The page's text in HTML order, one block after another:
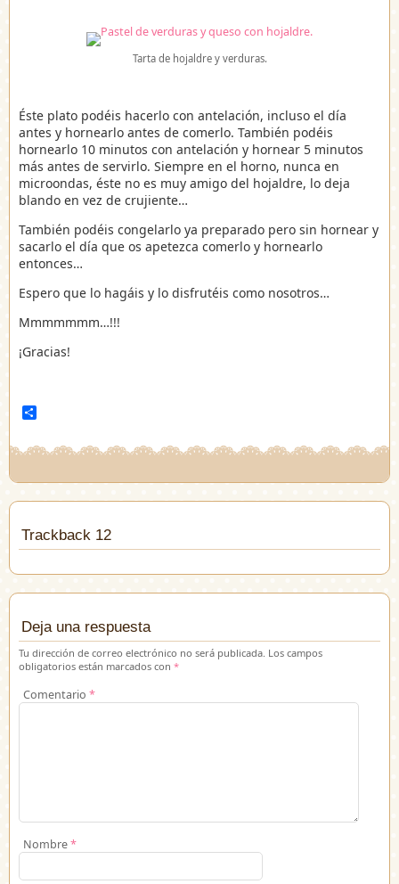
Tarta de hojaldre y verduras.
Éste plato podéis hacerlo con antelación, incluso el día
antes y hornearlo antes de comerlo. También podéis
hornearlo 10 minutos con antelación y hornear 5 minutos
más antes de servirlo. Siempre en el horno, nunca en
microondas, éste no es muy amigo del hojaldre, lo deja
blando en vez de crujiente…
También podéis congelarlo ya preparado pero sin hornear y
sacarlo el día que os apetezca comerlo y hornearlo
entonces…
Espero que lo hagáis y lo disfrutéis como nosotros…
Mmmmmmm…!!!
¡Gracias!
Trackback 12
Deja una respuesta
Tu dirección de correo electrónico no será publicada. Los campos
obligatorios están marcados con *
Comentario *
Nombre*